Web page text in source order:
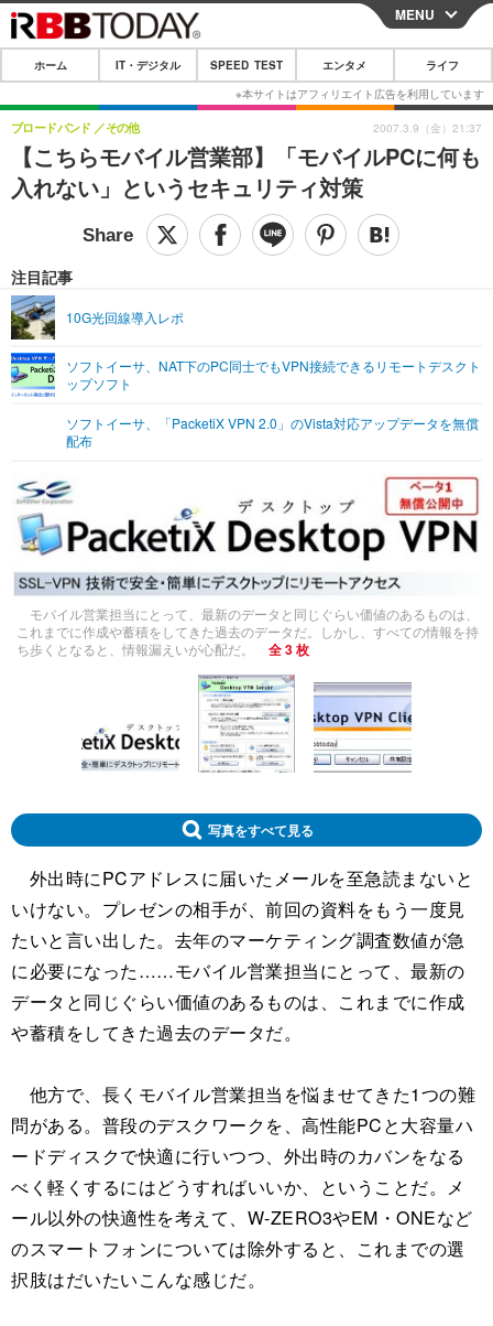
CLOSE
ホーム
IT・デジタル
IT・デジタルTOP スマートフォン
ショッピング その他
SPEED TEST
エンタメTOP 映画・ドラマ
グラビア
ショッピング その他
ライフTOP
その他
リリース一覧
プッシュ通知の停止方法
MENU
ホーム IT・デジタル SPEED TEST エンタメ ライフ
【こちらモバイル営業部】「モバイルPCに何も
入れない」というセキュリティ対策
ブロードバンド その他
注目記事
10G光回線導入レポ
ソフトイーサ、NAT下のPC同士でもVPN接続できるリモートデスクト
ップソフト
ソフトイーサ、「PacketiX VPN 2.0」のVista対応アップデータを無償
配布
2007.3.9（金）21:37
モバイル営業担当にとって、最新のデータと同じぐらい価値のあるものは、
これまでに作成や蓄積をしてきた過去のデータだ。しかし、すべての情報を持
ち歩くとなると、情報漏えいが心配だ。
全 3 枚
写真をすべて見る
外出時にPCアドレスに届いたメールを至急読まないと
いけない。プレゼンの相手が、前回の資料をもう一度見
たいと言い出した。去年のマーケティング調査数値が急
に必要になった……モバイル営業担当にとって、最新の
データと同じぐらい価値のあるものは、これまでに作成
や蓄積をしてきた過去のデータだ。
他方で、長くモバイル営業担当を悩ませてきた1つの難
問がある。普段のデスクワークを、高性能PCと大容量ハ
ードディスクで快適に行いつつ、外出時のカバンをなる
べく軽くするにはどうすればいいか、ということだ。メ
ール以外の快適性を考えて、W-ZERO3やEM・ONEなど
のスマートフォンについては除外すると、これまでの選
択肢はだいたいこんな感じだ。